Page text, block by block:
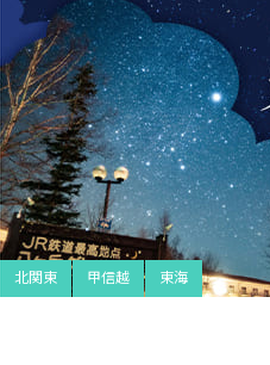
北関東 甲信越 東海